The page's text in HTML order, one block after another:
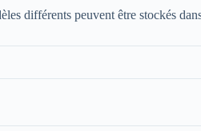
différents peuvent être stockés